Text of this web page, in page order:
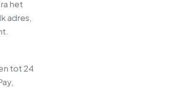
het
adres,
tot 24